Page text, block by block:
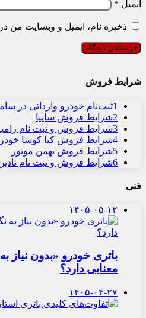
ایمیل *
ذخیره نام، ایمیل و وبسایت من
شرایط فروش
1ثبت‌نام خودرو وارداتی در
2شرایط فروش سایپا
3شرایط فروش و ثبت نام
4شرایط فروش کیا کوشا
5شرایط فروش بهمن موتور
6شرایط فروش و ثبت نام
فنی
۱۴۰۵-۰۵-۱۲
باتری خودرو «بدون نیاز
معنایی دارد؟
۱۴۰۵-۰۴-۲۷